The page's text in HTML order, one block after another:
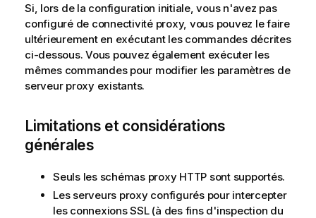
Si, lors de la configuration initiale, vous n'avez pas
configuré de connectivité proxy, vous pouvez le faire
ultérieurement en exécutant les commandes décrites
ci-dessous. Vous pouvez également exécuter les
mêmes commandes pour modifier les paramètres de
serveur proxy existants.
Limitations et considérations
générales
Seuls les schémas proxy HTTP sont supportés.
Les serveurs proxy configurés pour intercepter
les connexions SSL (à des fins d'inspection du